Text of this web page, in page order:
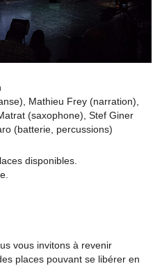
Mathieu Frey (narration),
(saxophone), Stef Giner
(batterie, percussions)
disponibles.
vous invitons à revenir
places pouvant se libérer en